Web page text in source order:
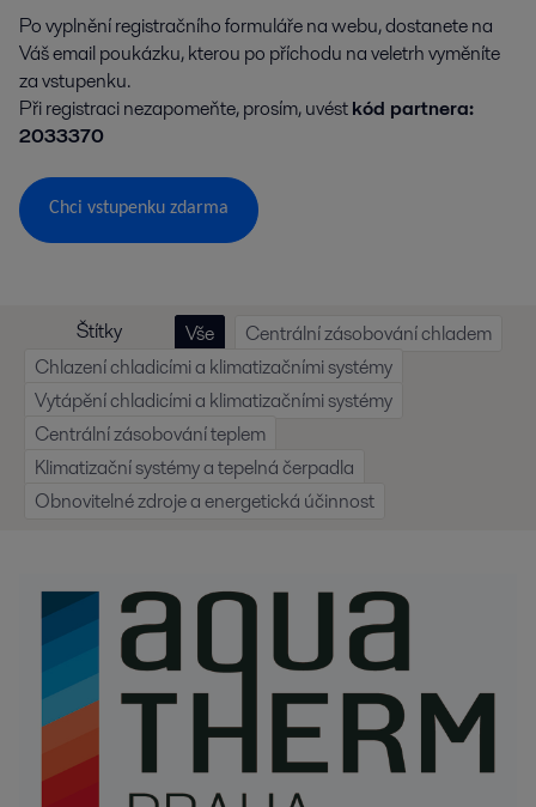
Po vyplnění registračního formuláře na webu, dostanete na
Váš email poukázku, kterou po příchodu na veletrh vyměníte
za vstupenku.
Při registraci nezapomeňte, prosím, uvéstkód partnera:
2033370
Chci vstupenku zdarma
Štítky Vše
Centrální zásobování chladem
Chlazení chladicími a klimatizačními systémy
Vytápění chladicími a klimatizačními systémy
Centrální zásobování teplem
Klimatizační systémy a tepelná čerpadla
Obnovitelné zdroje a energetická účinnost